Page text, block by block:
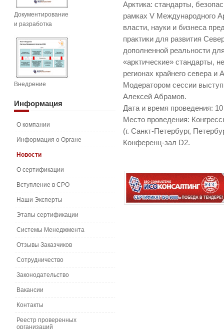
Арктика: стандарты,
рамках V Международного
власти, науки и бизнеса
практики для развития
дополненной реальности
«арктические» стандарты,
регионах крайнего севера и
Модератором сессии
Алексей Абрамов.
Дата и время проведения:
Место проведения:
(г. Санкт-Петербург,
Конференц-зал D2.
Документирование
и разработка
Внедрение
Информация
О компании
Информация о Органе
Новости
О сертификации
Вступление в СРО
Наши Эксперты
Этапы сертификации
Системы Менеджмента
Отзывы Заказчиков
Сотрудничество
Законодательство
Вакансии
Контакты
Реестр проверенных
организаций